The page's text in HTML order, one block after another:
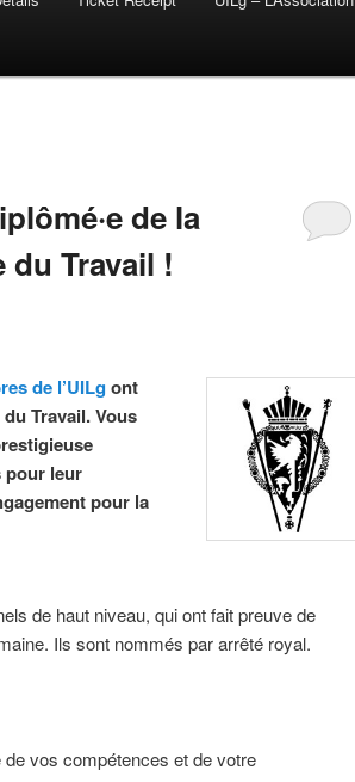
de la
du Travail !
de l’UILgont
Travail. Vous
pour leur
pour la
de haut niveau, qui ont fait preuve de
Ils sont nommés par arrêté royal.
vos compétences et de votre